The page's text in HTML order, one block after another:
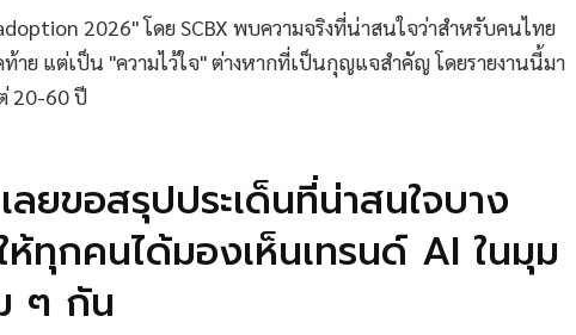
2026" โดย SCBX พบความจริงที่น่าสนใจว่าสำหรับคนไทย
าย แต่เป็น "ความไว้ใจ" ต่างหากที่เป็นกุญแจสำคัญ โดยรายงานนี้มา
20-60 ปี
ลยขอสรุปประเด็นที่น่าสนใจบาง
ห้ทุกคนได้มองเห็นเทรนด์ AI ในมุม
ๆ กัน